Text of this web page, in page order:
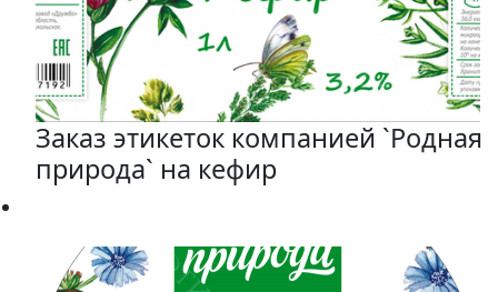
Заказ этикеток компанией `Родная
природа` на кефир